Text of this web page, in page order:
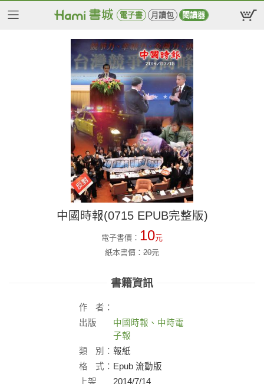
電子書 月讀包 閱讀器
中國時報(0715 EPUB完整版)
電子書價： 10元
紙本書價： 20元
書籍資訊
作
者：
出版
中國時報、中時電
子報
類
別： 報紙
格
式： Epub 流動版
上架
2014/7/14